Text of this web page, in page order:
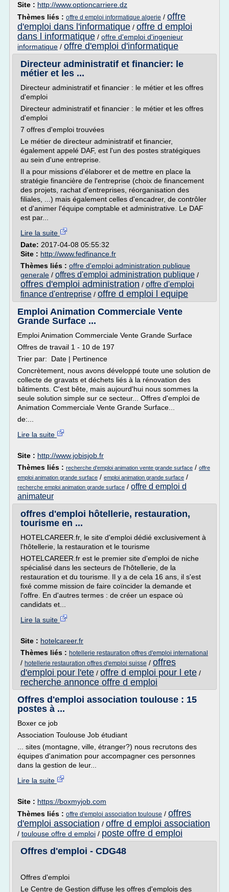
Site : http://www.optioncarriere.dz
Thèmes liés : offre d emploi informatique algerie / offre
d'emploi dans l'informatique / offre d emploi
dans l informatique / offre d'emploi d'ingenieur
informatique / offre d'emploi d'informatique
Directeur administratif et financier: le
métier et les ...
Directeur administratif et financier : le métier et les offres
d'emploi
Directeur administratif et financier : le métier et les offres
d'emploi
7 offres d'emploi trouvées
Le métier de directeur administratif et financier,
également appelé DAF, est l'un des postes stratégiques
au sein d'une entreprise.
Il a pour missions d'élaborer et de mettre en place la
stratégie financière de l'entreprise (choix de financement
des projets, rachat d'entreprises, réorganisation des
filiales, ...) mais également celles d'encadrer, de contrôler
et d'animer l'équipe comptable et administrative. Le DAF
est par...
Lire la suite
Date: 2017-04-08 05:55:32
Site : http://www.fedfinance.fr
Thèmes liés : offre d'emploi administration publique
generale / offres d'emploi administration publique /
offres d'emploi administration / offre d'emploi
finance d'entreprise / offre d emploi l equipe
Emploi Animation Commerciale Vente
Grande Surface ...
Emploi Animation Commerciale Vente Grande Surface
Offres de travail 1 - 10 de 197
Trier par: Date | Pertinence
Concrètement, nous avons développé toute une solution de
collecte de gravats et déchets liés à la rénovation des
bâtiments. C'est bête, mais aujourd'hui nous sommes la
seule solution simple sur ce secteur... Offres d'emploi de
Animation Commerciale Vente Grande Surface...
de:...
Lire la suite
Site : http://www.jobisjob.fr
Thèmes liés : recherche d'emploi animation vente grande surface / offre
emploi animation grande surface / emploi animation grande surface /
recherche emploi animation grande surface / offre d emploi d
animateur
offres d'emploi hôtellerie, restauration,
tourisme en ...
HOTELCAREER.fr, le site d'emploi dédié exclusivement à
l'hôtellerie, la restauration et le tourisme
HOTELCAREER.fr est le premier site d'emploi de niche
spécialisé dans les secteurs de l'hôtellerie, de la
restauration et du tourisme. Il y a de cela 16 ans, il s'est
fixé comme mission de faire coïncider la demande et
l'offre. En d'autres termes : de créer un espace où
candidats et...
Lire la suite
Site : hotelcareer.fr
Thèmes liés : hotellerie restauration offres d'emploi international
/ hotellerie restauration offres d'emploi suisse / offres
d'emploi pour l'ete / offre d emploi pour l ete /
recherche annonce offre d emploi
Offres d'emploi association toulouse : 15
postes à ...
Boxer ce job
Association Toulouse Job étudiant
... sites (montagne, ville, étranger?) nous recrutons des
équipes d'animation pour accompagner ces personnes
dans la gestion de leur...
Lire la suite
Site : https://boxmyjob.com
Thèmes liés : offre d'emploi association toulouse / offres
d'emploi association / offre d emploi association
/ toulouse offre d emploi / poste offre d emploi
Offres d'emploi - CDG48
Offres d'emploi
Le Centre de Gestion diffuse les offres d'emplois des